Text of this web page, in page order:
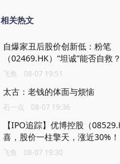
相关热文
自爆家丑后股价创新低：粉笔
（02469.HK）“坦诚”能否自救？
飞鱼 08-07 19:51
太古：老钱的体面与烦恼
石一点 08-07 19:36
【IPO追踪】优博控股（
喜，股价一柱擎天，涨近30%！
飞鱼 08-07 19:30